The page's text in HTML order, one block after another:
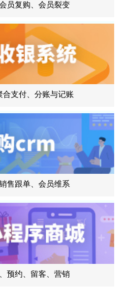
员复购、会员裂变
合支付、分账与记账
售跟单、会员维系
预约、留客、营销